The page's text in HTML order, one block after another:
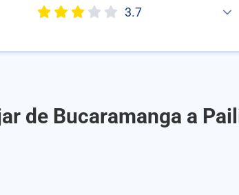
3.7
de Bucaramanga a